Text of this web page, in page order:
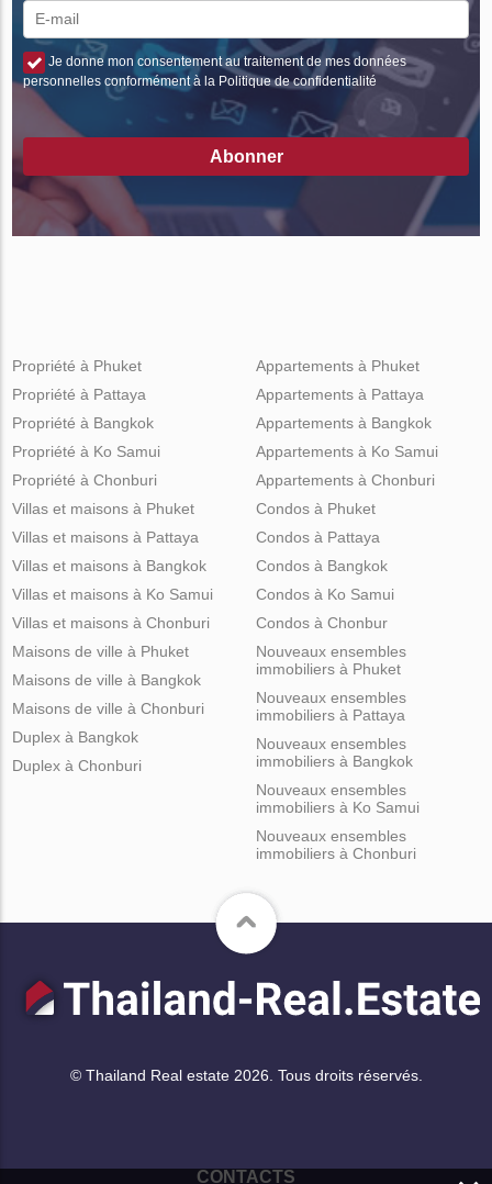
Je donne mon consentement au traitement de mes données
personnelles conformément à la Politique de confidentialité
Abonner
Propriété à Phuket
Propriété à Pattaya
Propriété à Bangkok
Propriété à Ko Samui
Propriété à Chonburi
Appartements à Phuket
Appartements à Pattaya
Appartements à Bangkok
Appartements à Ko Samui
Appartements à Chonburi
Villas et maisons à Phuket
Villas et maisons à Pattaya
Villas et maisons à Bangkok
Villas et maisons à Ko Samui
Villas et maisons à Chonburi
Condos à Phuket
Condos à Pattaya
Condos à Bangkok
Condos à Ko Samui
Condos à Chonbur
Maisons de ville à Phuket
Maisons de ville à Bangkok
Maisons de ville à Chonburi
Duplex à Bangkok
Duplex à Chonburi
Nouveaux ensembles
immobiliers à Phuket
Nouveaux ensembles
immobiliers à Pattaya
Nouveaux ensembles
immobiliers à Bangkok
Nouveaux ensembles
immobiliers à Ko Samui
Nouveaux ensembles
immobiliers à Chonburi
© Thailand Real estate 2026. Tous droits réservés.
CONTACTS